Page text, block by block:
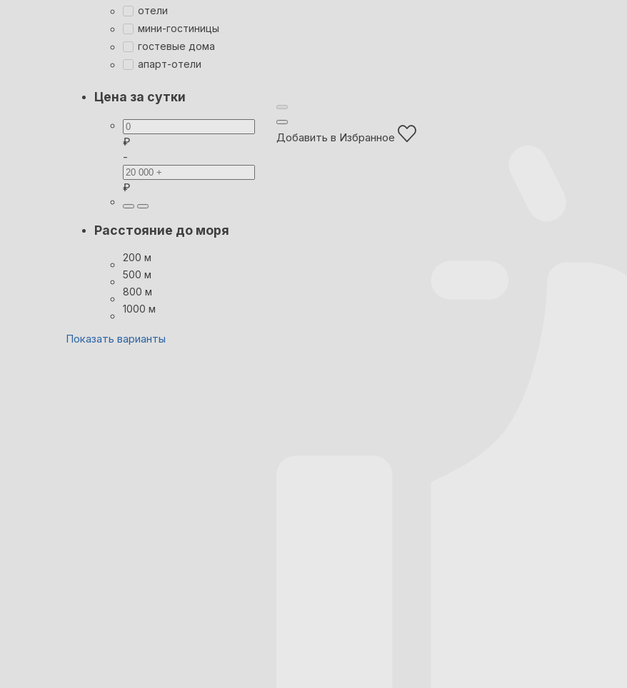
отели
мини-гостиницы
гостевые дома
апарт-отели
Цена за сутки
₽
-
₽
Расстояние до моря
200 м
500 м
800 м
1000 м
Показать варианты
Добавить в Избранное